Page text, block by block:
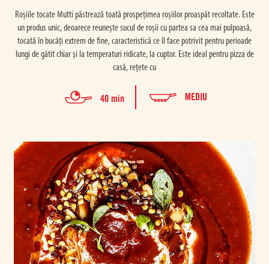
Roșiile tocate Mutti păstrează toată prospețimea roșiilor proaspăt recoltate. Este
un produs unic, deoarece reunește sucul de roșii cu partea sa cea mai pulpoasă,
tocată în bucăți extrem de fine, caracteristică ce îl face potrivit pentru perioade
lungi de gătit chiar și la temperaturi ridicate, la cuptor. Este ideal pentru pizza de
casă, rețete cu
40 min MEDIU